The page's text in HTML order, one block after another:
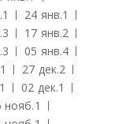
1 24 янв.1
3 17 янв.2
3 05 янв.4
1 27 дек.2
1 02 дек.1
нояб.1